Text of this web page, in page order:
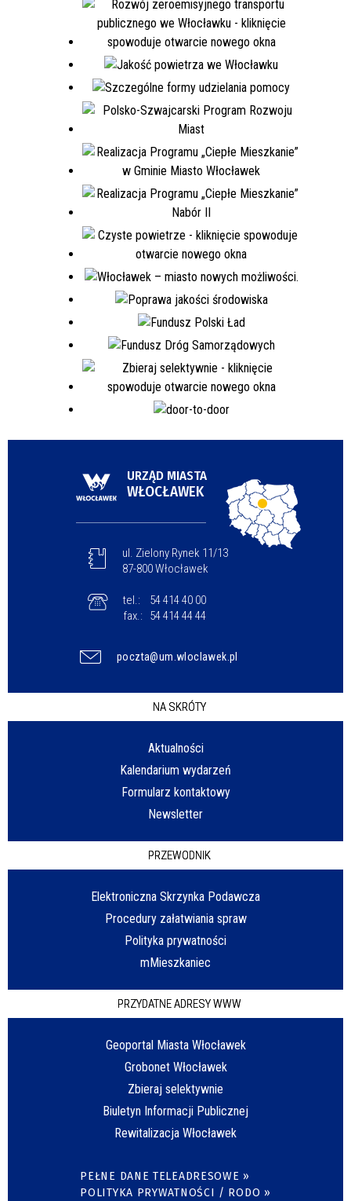
URZĄD MIASTA
WŁOCŁAWEK
ul. Zielony Rynek 11/13
87-800 Włocławek
tel.:
54 414 40 00
fax.:
54 414 44 44
poczta@um.wloclawek.pl
NA SKRÓTY
Aktualności
Kalendarium wydarzeń
Formularz kontaktowy
Newsletter
PRZEWODNIK
Elektroniczna Skrzynka Podawcza
Procedury załatwiania spraw
Polityka prywatności
mMieszkaniec
PRZYDATNE ADRESY WWW
Geoportal Miasta Włocławek
Grobonet Włocławek
Zbieraj selektywnie
Biuletyn Informacji Publicznej
Rewitalizacja Włocławek
PEŁNE DANE TELEADRESOWE »
POLITYKA PRYWATNOŚCI / RODO »